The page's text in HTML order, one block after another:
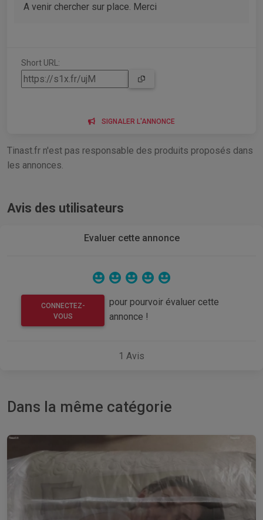
A venir chercher sur place. Merci
Short URL:
SIGNALER L'ANNONCE
Tinast.fr n'est pas responsable des produits proposés dans
les annonces.
Avis des utilisateurs
Evaluer cette annonce
CONNECTEZ-
VOUS
pour pourvoir évaluer cette
annonce !
1 Avis
Dans la même catégorie